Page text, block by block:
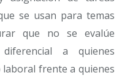
se usan para temas
que no se evalúe
a quienes
frente a quienes